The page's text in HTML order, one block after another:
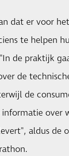
dat er voor
te helpen
de praktijk
de
de
informatie over
aldus de